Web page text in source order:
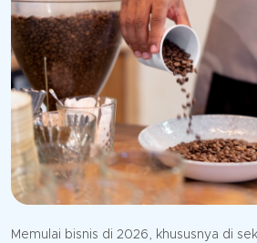
Memulai bisnis di 2026, khususnya di